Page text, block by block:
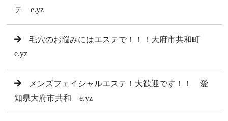
テ e.yz
毛穴のお悩みにはエステで！！！大府市共和町
e.yz
メンズフェイシャルエステ！大歓迎です！！ 愛
知県大府市共和 e.yz